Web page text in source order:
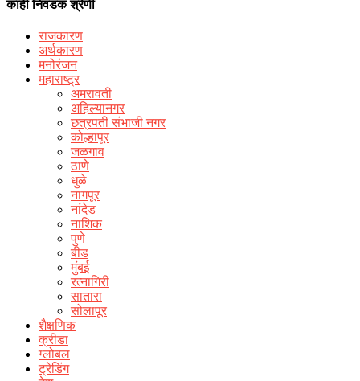
काही निवडक श्रेणी
राजकारण
अर्थकारण
मनोरंजन
महाराष्ट्र
अमरावती
अहिल्यानगर
छत्रपती संभाजी नगर
कोल्हापूर
जळगाव
ठाणे
धुळे
नागपूर
नांदेड
नाशिक
पुणे
बीड
मुंबई
रत्नागिरी
सातारा
सोलापूर
शैक्षणिक
क्रीडा
ग्लोबल
ट्रेडिंग